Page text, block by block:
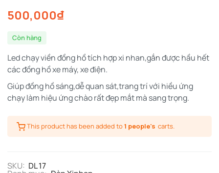
500,000₫
Còn hàng
Led chạy viền đồng hồ tích hợp xi nhan,gắn được hầu hết
các đồng hồ xe máy, xe điện.
Giúp đồng hồ sáng,dễ quan sát,trang trí với hiều ứng
chạy làm hiệu ứng chào rất đẹp mắt mà sang trọng.
This product has been added to1 people's carts.
SKU: DL 17